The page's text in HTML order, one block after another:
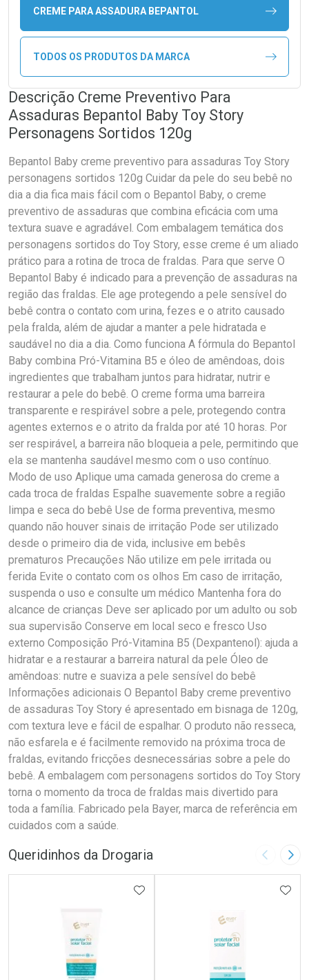
CREME PARA ASSADURA BEPANTOL
TODOS OS PRODUTOS DA MARCA
Descrição Creme Preventivo Para
Assaduras Bepantol Baby Toy Story
Personagens Sortidos 120g
Bepantol Baby creme preventivo para assaduras Toy Story
personagens sortidos 120g Cuidar da pele do seu bebê no
dia a dia fica mais fácil com o Bepantol Baby, o creme
preventivo de assaduras que combina eficácia com uma
textura suave e agradável. Com embalagem temática dos
personagens sortidos do Toy Story, esse creme é um aliado
prático para a rotina de troca de fraldas. Para que serve O
Bepantol Baby é indicado para a prevenção de assaduras na
região das fraldas. Ele age protegendo a pele sensível do
bebê contra o contato com urina, fezes e o atrito causado
pela fralda, além de ajudar a manter a pele hidratada e
saudável no dia a dia. Como funciona A fórmula do Bepantol
Baby combina Pró-Vitamina B5 e óleo de amêndoas, dois
ingredientes que trabalham juntos para hidratar, nutrir e
restaurar a pele do bebê. O creme forma uma barreira
transparente e respirável sobre a pele, protegendo contra
agentes externos e o atrito da fralda por até 10 horas. Por
ser respirável, a barreira não bloqueia a pele, permitindo que
ela se mantenha saudável mesmo com o uso contínuo.
Modo de uso Aplique uma camada generosa do creme a
cada troca de fraldas Espalhe suavemente sobre a região
limpa e seca do bebê Use de forma preventiva, mesmo
quando não houver sinais de irritação Pode ser utilizado
desde o primeiro dia de vida, inclusive em bebês
prematuros Precauções Não utilize em pele irritada ou
ferida Evite o contato com os olhos Em caso de irritação,
suspenda o uso e consulte um médico Mantenha fora do
alcance de crianças Deve ser aplicado por um adulto ou sob
sua supervisão Conserve em local seco e fresco Uso
externo Composição Pró-Vitamina B5 (Dexpantenol): ajuda a
hidratar e a restaurar a barreira natural da pele Óleo de
amêndoas: nutre e suaviza a pele sensível do bebê
Informações adicionais O Bepantol Baby creme preventivo
de assaduras Toy Story é apresentado em bisnaga de 120g,
com textura leve e fácil de espalhar. O produto não resseca,
não esfarela e é facilmente removido na próxima troca de
fraldas, evitando fricções desnecessárias sobre a pele do
bebê. A embalagem com personagens sortidos do Toy Story
torna o momento da troca de fraldas mais divertido para
toda a família. Fabricado pela Bayer, marca de referência em
cuidados com a saúde.
Queridinhos da Drogaria Imagem
ADICIONAR AOS FAVORITOS